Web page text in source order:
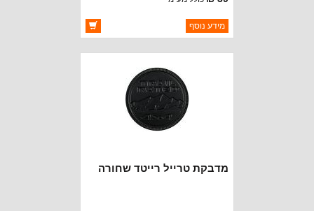
ברקוד: BJ3444-RB
יצרן:OAKMAN OFFROAD
מידע נוסף
מדבקת טרייל רייטד שחורה